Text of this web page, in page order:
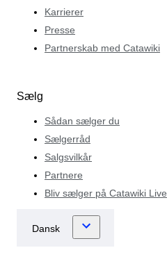
Karrierer
Presse
Partnerskab med Catawiki
Sælg
Sådan sælger du
Sælgerråd
Salgsvilkår
Partnere
Bliv sælger på Catawiki Live